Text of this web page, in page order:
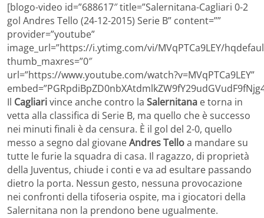
[blogo-video id=”688617″ title=”Salernitana-Cagliari 0-2
gol Andres Tello (24-12-2015) Serie B” content=””
provider=”youtube”
image_url=”https://i.ytimg.com/vi/MVqPTCa9LEY/
thumb_maxres=”0″
url=”https://www.youtube.com/watch?v=MVqPTCa9LEY”
Il Cagliarivince anche contro la Salernitana e torna in
vetta alla classifica di Serie B, ma quello che è successo
nei minuti finali è da censura. È il gol del 2-0, quello
messo a segno dal giovaneAndres Telloa mandare su
tutte le furie la squadra di casa. Il ragazzo, di proprietà
della Juventus, chiude i conti e va ad esultare passando
dietro la porta. Nessun gesto, nessuna provocazione
nei confronti della tifoseria ospite, ma i giocatori della
Salernitana non la prendono bene ugualmente.